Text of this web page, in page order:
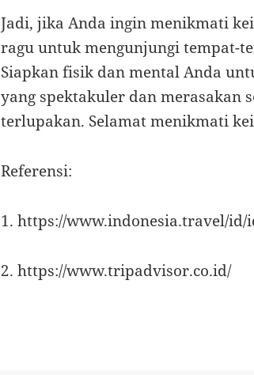
Jadi, jika Anda ingin menikmati
ragu untuk mengunjungi tempat-
Siapkan fisik dan mental Anda
yang spektakuler dan merasakan
terlupakan. Selamat menikmati
Referensi:
1. https://www.indonesia.travel/id/
2. https://www.tripadvisor.co.id/